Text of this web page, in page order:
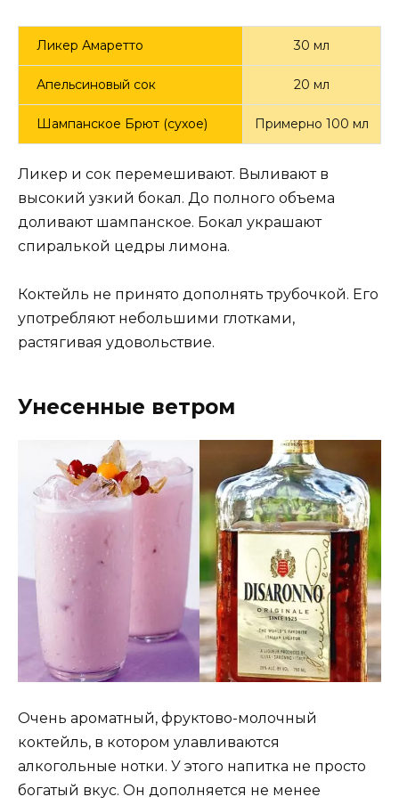
Ликер Амаретто 30 мл
Апельсиновый сок 20 мл
Шампанское Брют (сухое) Примерно 100 мл
Ликер и сок перемешивают. Выливают в
высокий узкий бокал. До полного объема
доливают шампанское. Бокал украшают
спиралькой цедры лимона.
Коктейль не принято дополнять трубочкой. Его
употребляют небольшими глотками,
растягивая удовольствие.
Унесенные ветром
Очень ароматный, фруктово-молочный
коктейль, в котором улавливаются
алкогольные нотки. У этого напитка не просто
богатый вкус. Он дополняется не менее